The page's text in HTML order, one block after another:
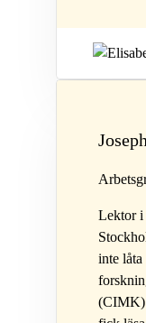
Lektor i
inte